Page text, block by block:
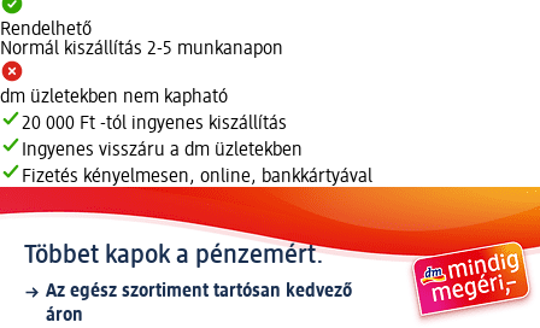
Rendelhető
Normál kiszállítás 2-5 munkanapon
dm üzletekben nem kapható
20 000 Ft -tól ingyenes kiszállítás
Ingyenes visszáru a dm üzletekben
Fizetés kényelmesen, online, bankkártyával
Többet kapok a pénzemért.
Az egész szortiment tartósan kedvező
áron